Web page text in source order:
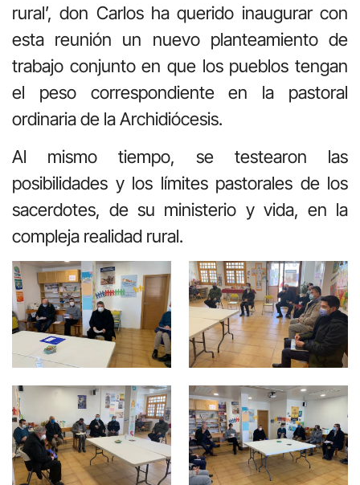
rural’, don Carlos ha querido inaugurar con
esta reunión un nuevo planteamiento de
trabajo conjunto en que los pueblos tengan
el peso correspondiente en la pastoral
ordinaria de la Archidiócesis.
Al mismo tiempo, se testearon las
posibilidades y los límites pastorales de los
sacerdotes, de su ministerio y vida, en la
compleja realidad rural.